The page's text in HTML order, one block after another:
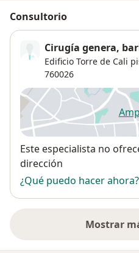
Consultorio
Cirugía genera,
Edificio Torre de Cali
760026
Disponibilidad
Este especialista no
dirección
¿Qué puedo hacer ahora?
Mostrar